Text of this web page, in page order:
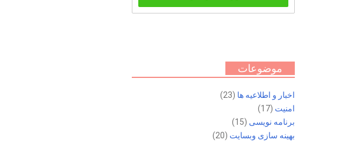
موضوعات
اخبار و اطلاعیه ها (23)
امنیت (17)
برنامه نویسی (15)
بهینه سازی وبسایت (20)